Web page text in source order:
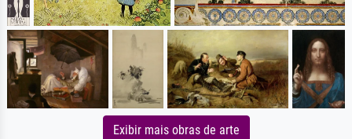
Exibir mais obras de arte